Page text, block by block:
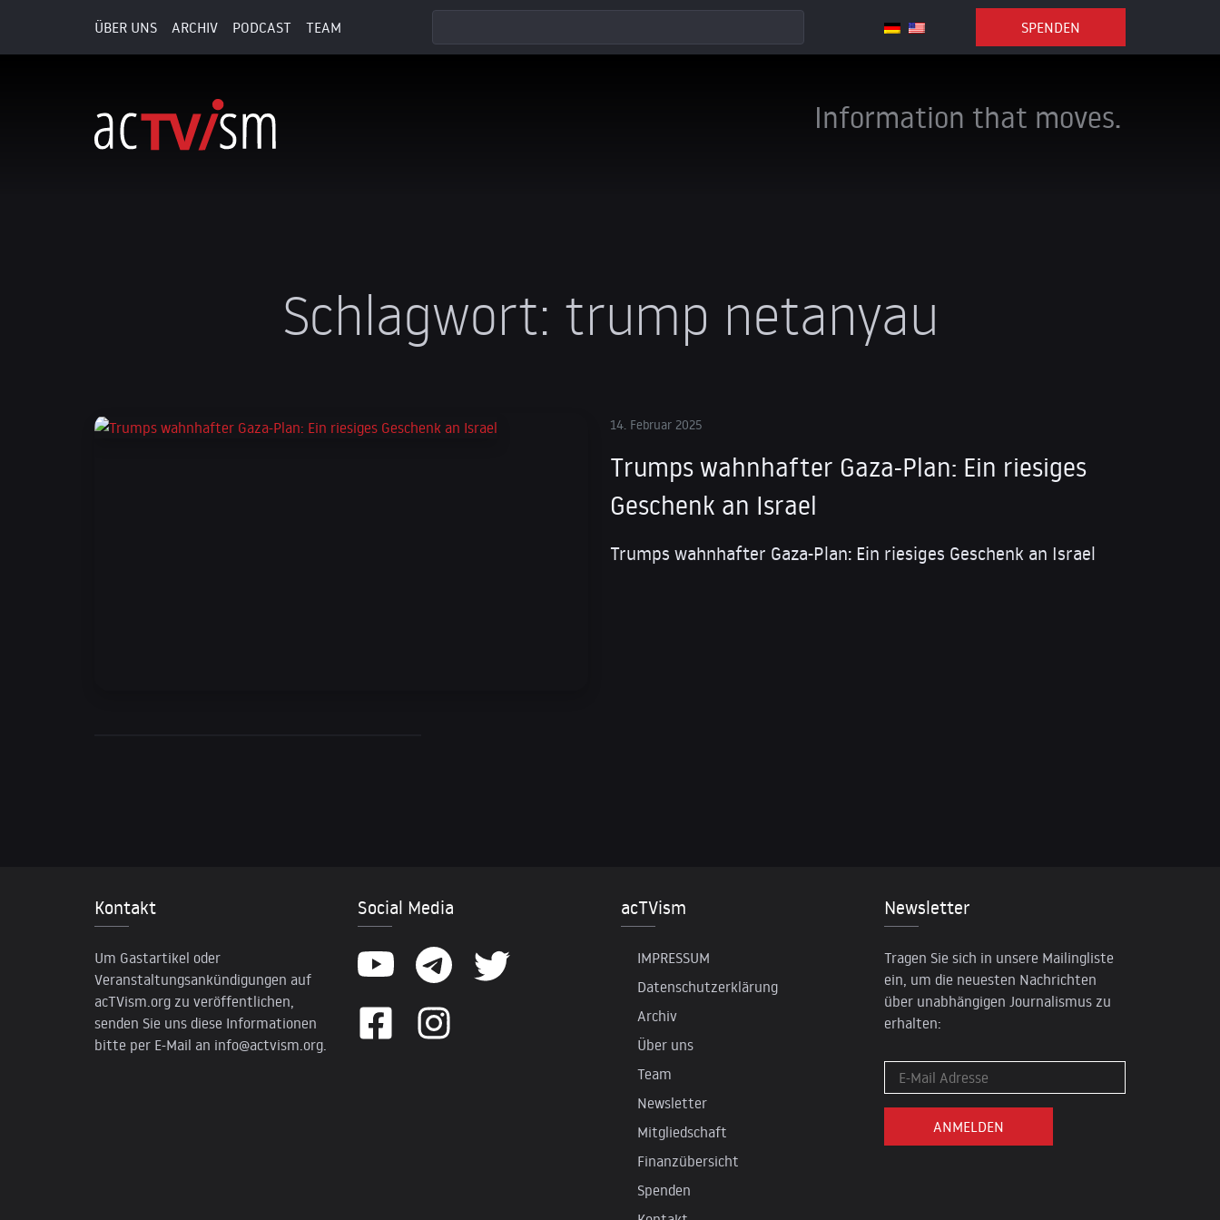
ÜBER UNS ARCHIV PODCAST TEAM SPENDEN
Information that moves.
Schlagwort: trump netanyau
14. Februar 2025
Trumps wahnhafter Gaza-Plan: Ein riesiges
Geschenk an Israel
Trumps wahnhafter Gaza-Plan: Ein riesiges Geschenk an Israel
Kontakt
Um Gastartikel oder
Veranstaltungsankündigungen auf
acTVism.org zu veröffentlichen,
senden Sie uns diese Informationen
bitte per E-Mail an info@actvism.org
Social Media acTVism
IMPRESSUM
Datenschutzerklärung
Archiv
Über uns
Team
Newsletter
Mitgliedschaft
Finanzübersicht
Spenden
Newsletter
Tragen Sie sich in unsere Mailingliste
ein, um die neuesten Nachrichten
über unabhängigen Journalismus zu
erhalten: